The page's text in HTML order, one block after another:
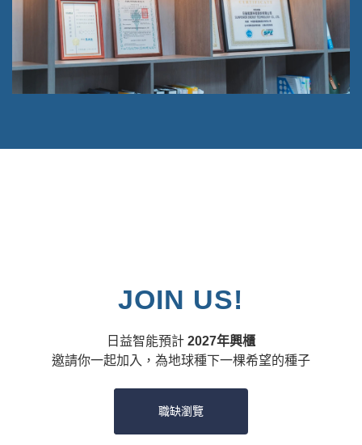
JOIN US!
日益智能預計 2027年興櫃
邀請你一起加入，為地球種下一棵希望的種子
職缺瀏覽